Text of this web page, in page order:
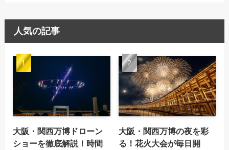
人気の記事
大阪・関西万博ドローン
ショーを徹底解説！時間
大阪・関西万博の夜を彩
る！花火大会が毎日開